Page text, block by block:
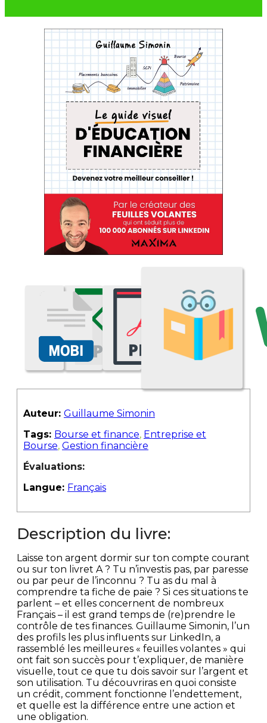
Auteur: Guillaume Simonin
Tags: Bourse et finance, Entreprise et
Bourse, Gestion financière
Évaluations:
Langue: Français
Description du livre:
Laisse ton argent dormir sur ton compte courant
ou sur ton livret A ? Tu n’investis pas, par paresse
ou par peur de l’inconnu ? Tu as du mal à
comprendre ta fiche de paie ? Si ces situations te
parlent – et elles concernent de nombreux
Français – il est grand temps de (re)prendre le
contrôle de tes finances. Guillaume Simonin, l’un
des profils les plus influents sur LinkedIn, a
rassemblé les meilleures « feuilles volantes » qui
ont fait son succès pour t’expliquer, de manière
visuelle, tout ce que tu dois savoir sur l’argent et
son utilisation. Tu découvriras en quoi consiste
un crédit, comment fonctionne l’endettement,
et quelle est la différence entre une action et
une obligation.